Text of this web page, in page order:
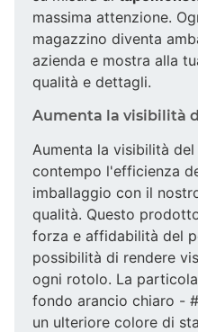
massima attenzione.
magazzino diventa
azienda e mostra alla
qualità e dettagli.
Aumenta la visibilità
Aumenta la visibilità
contempo l'efficienza
imballaggio con il
qualità. Questo
forza e affidabilità del
possibilità di rendere
ogni rotolo. La
fondo arancio chiaro -
un ulteriore colore di